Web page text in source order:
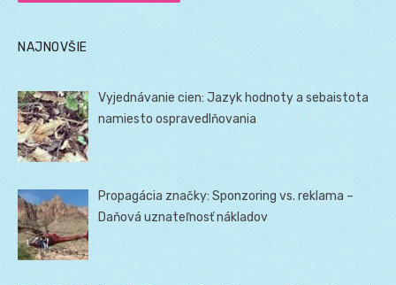
NAJNOVŠIE
Vyjednávanie cien: Jazyk hodnoty a sebaistota
namiesto ospravedlňovania
Propagácia značky: Sponzoring vs. reklama –
Daňová uznateľnosť nákladov